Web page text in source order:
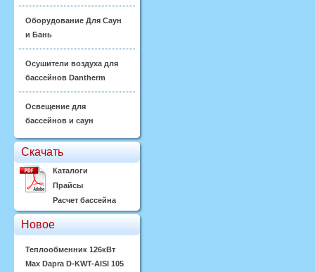
Оборудование Для Саун
и Бань
Осушители воздуха для
бассейнов Dantherm
Освещение для
бассейнов и саун
Скачать
Каталоги
Прайсы
Расчет бассейна
Новое
Теплообменник 126кВт
Max Dapra D-KWT-AISI 105